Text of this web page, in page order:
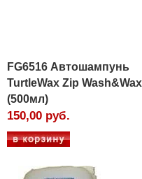
FG6516 Автошампунь
TurtleWax Zip Wash&Wax
(500мл)
150,00 руб.